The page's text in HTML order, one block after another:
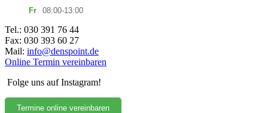
Fr
08:00-13:00
Tel.: 030 391 76 44
Fax: 030 393 60 27
Mail: info@denspoint.de
Online Termin vereinbaren
Folge uns auf Instagram!
Termine online vereinbaren